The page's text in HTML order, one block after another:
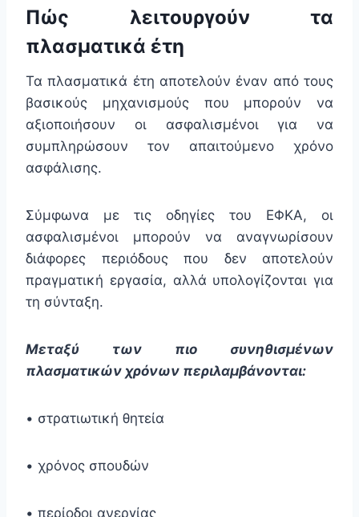
Πώς λειτουργούν τα
πλασματικά έτη
Τα πλασματικά έτη αποτελούν έναν από τους
βασικούς μηχανισμούς που μπορούν να
αξιοποιήσουν οι ασφαλισμένοι για να
συμπληρώσουν τον απαιτούμενο χρόνο
ασφάλισης.
Σύμφωνα με τις οδηγίες του ΕΦΚΑ, οι
ασφαλισμένοι μπορούν να αναγνωρίσουν
διάφορες περιόδους που δεν αποτελούν
πραγματική εργασία, αλλά υπολογίζονται για
τη σύνταξη.
Μεταξύ των πιο συνηθισμένων
πλασματικών χρόνων περιλαμβάνονται:
• στρατιωτική θητεία
• χρόνος σπουδών
• περίοδοι ανεργίας